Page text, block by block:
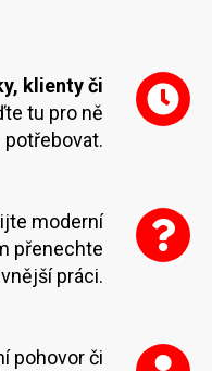
klienty či
tu pro ně
potřebovat.
moderní
přenechte
práci.
pohovor či